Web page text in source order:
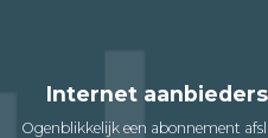
Internet
Ogenblikkelijk een abonnement